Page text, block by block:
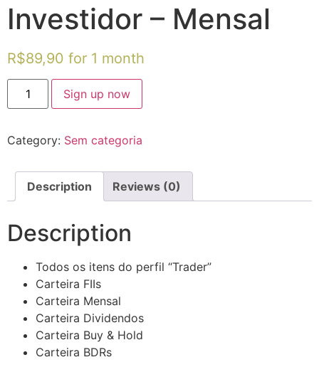
Investidor – Mensal
R$89,90 for 1 month
Sign up now
Category: Sem categoria
Description Reviews (0)
Description
Todos os itens do perfil “Trader”
Carteira FIIs
Carteira Mensal
Carteira Dividendos
Carteira Buy & Hold
Carteira BDRs